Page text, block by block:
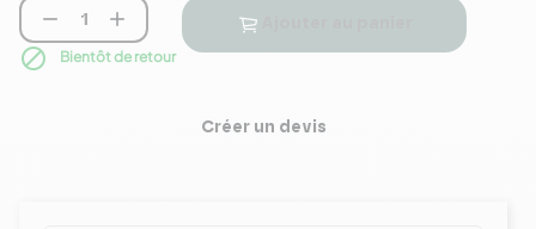
 
 Bientôt de retour
Créer un devis